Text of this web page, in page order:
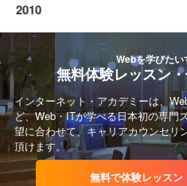
2010
Webを学びたい
無料体験レッスン
インターネット・アカデミーは、
ど、Web・ITが学べる日本初の専門
望に合わせて、キャリアカウンセリ
頂けます。
無料で体験レッス